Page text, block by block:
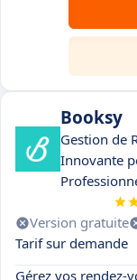
Booksy
Gestion de
Innovante
Version gratuite
Tarif sur demande
Gérez vos rendez-